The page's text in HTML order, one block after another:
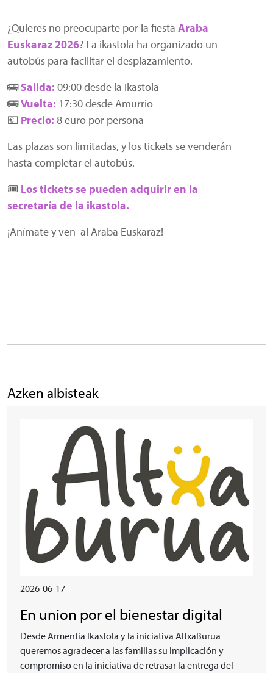
¿Quieres no preocuparte por la fiesta Araba
Euskaraz 2026? La ikastola ha organizado un
autobús para facilitar el desplazamiento.
🚌Salida: 09:00 desde la ikastola
🚌Vuelta: 17:30 desde Amurrio
💶 Precio: 8 euro por persona
Las plazas son limitadas, y los tickets se venderán
hasta completar el autobús.
🎟️ Los tickets se pueden adquirir en la
secretaría de la ikastola.
¡Anímate y ven al Araba Euskaraz!
Azken albisteak
2026-06-17
En union por el bienestar digital
Desde Armentia Ikastola y la iniciativa AltxaBurua
queremos agradecer a las familias su implicación y
compromiso en la iniciativa de retrasar la entrega del